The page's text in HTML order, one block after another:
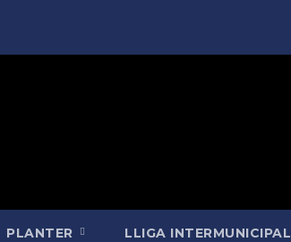
PLANTER LLIGA INTERMUNICIPAL